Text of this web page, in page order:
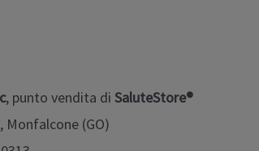
, punto vendita di SaluteStore®
Monfalcone (GO)